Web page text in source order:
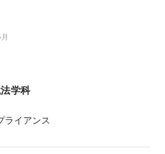
学科
ライアンス